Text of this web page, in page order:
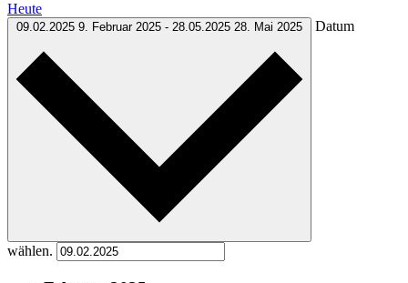
Heute
09.02.2025 9. Februar 2025 - 28.05.2025 28. Mai 2025 Datum
wählen.